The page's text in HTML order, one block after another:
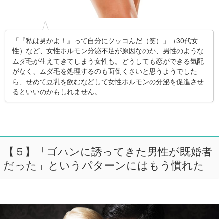
「『私は男かよ！』って自分にツッコんだ（笑）」（30代女
性）など、女性ホルモン分泌不足が原因なのか、男性のような
ムダ毛が生えてきてしまう女性も。どうしても恋ができる気配
がなく、ムダ毛を処理するのも面倒くさいと思うようでした
ら、せめて豆乳を飲むなどして女性ホルモンの分泌を促進させ
るといいのかもしれません。
【５】「ゴハンに誘ってきた男性が既婚者
だった」というパターンにはもう慣れた